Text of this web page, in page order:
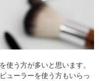
使う方が多いと思います。
ューラーを使う方もいらっ